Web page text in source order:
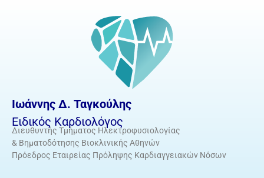
Ιωάννης Δ. Ταγκούλης
Ειδικός Καρδιολόγος
Διευθυντής Τμήματος Ηλεκτροφυσιολογίας
& Βηματοδότησης Βιοκλινικής Αθηνών
Πρόεδρος Εταιρείας Πρόληψης Καρδιαγγειακών Νόσων